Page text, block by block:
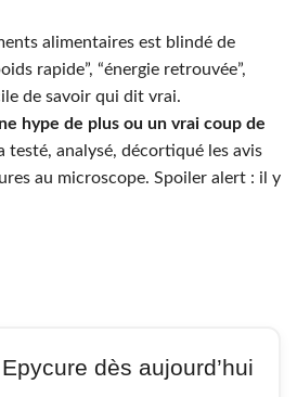
alimentaires est blindé de
rapide”, “énergie retrouvée”,
de savoir qui dit vrai.
hype de plus ou un vrai coup de
testé, analysé, décortiqué les avis
au microscope. Spoiler alert : il y
dès aujourd’hui